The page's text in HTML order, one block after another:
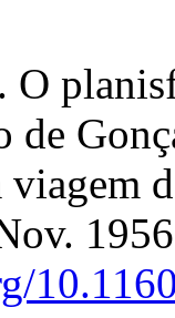
viagem